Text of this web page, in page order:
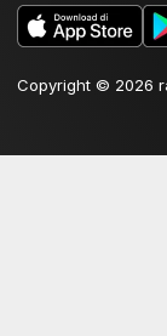
Copyright © 2026